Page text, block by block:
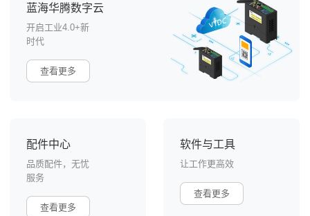
蓝海华腾数字云
开启工业4.0+新
时代
查看更多
配件中心
品质配件，无忧
服务
查看更多
软件与工具
让工作更高效
查看更多